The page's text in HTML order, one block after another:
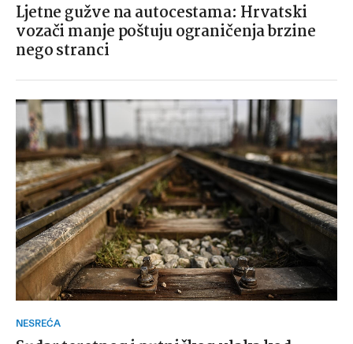
Ljetne gužve na autocestama: Hrvatski
vozači manje poštuju ograničenja brzine
nego stranci
NESREĆA